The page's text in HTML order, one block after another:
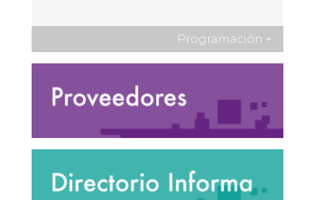
Programación +